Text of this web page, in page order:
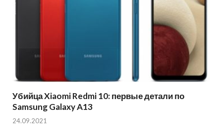
Убийца Xiaomi Redmi 10: первые детали по
Samsung Galaxy A13
24.09.2021